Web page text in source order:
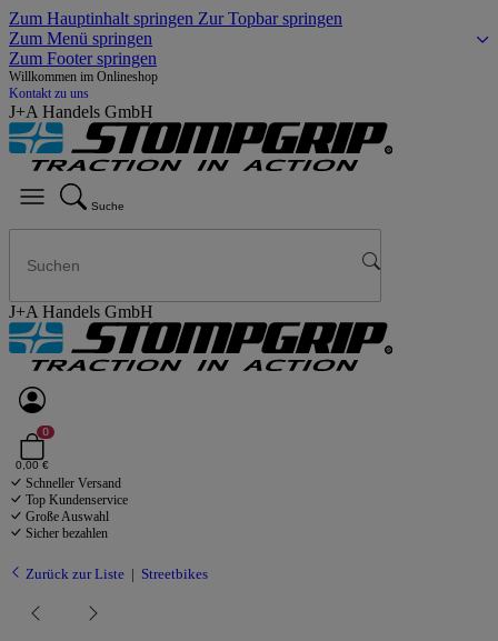
Zum Hauptinhalt springen Zur Topbar springen
Zum Menü springen
Zum Footer springen
Willkommen im Onlineshop
Kontakt zu uns
J+A Handels GmbH
Suche
J+A Handels GmbH
0
0,00 €
Schneller Versand
Top Kundenservice
Große Auswahl
Sicher bezahlen
Zurück zur Liste Streetbikes